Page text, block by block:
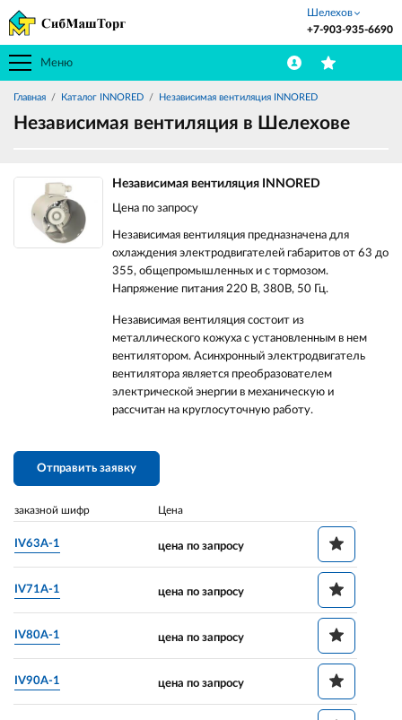
Меню
Шелехов
+7-903-935-6690
Главная Каталог INNORED Независимая вентиляция INNORED
Независимая вентиляция в Шелехове
Независимая вентиляция INNORED
Цена по запросу
Независимая вентиляция предназначена для
охлаждения электродвигателей габаритов от 63 до
355, общепромышленных и с тормозом.
Напряжение питания 220 В, 380В, 50 Гц.
Независимая вентиляция состоит из
металлического кожуха с установленным в нем
вентилятором. Асинхронный электродвигатель
вентилятора является преобразователем
электрической энергии в механическую и
рассчитан на круглосуточную работу.
Отправить заявку
заказной шифр Цена
IV63A-1 цена по запросу
IV71A-1 цена по запросу
IV80A-1 цена по запросу
IV90A-1 цена по запросу